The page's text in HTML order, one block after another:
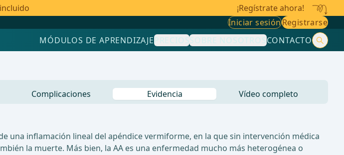
¡Regístrate ahora!
Iniciar sesiónRegistrarse
MÓDULOS DE APRENDIZAJEPRECIOSSOBRE NOSOTROSCONTACTO
Complicaciones Evidencia Vídeo completo
una inflamación lineal del apéndice vermiforme, en la que sin intervención médica
la muerte. Más bien, la AA es una enfermedad mucho más heterogénea o